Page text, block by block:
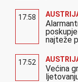
17:58
najteže
17:52
Većina